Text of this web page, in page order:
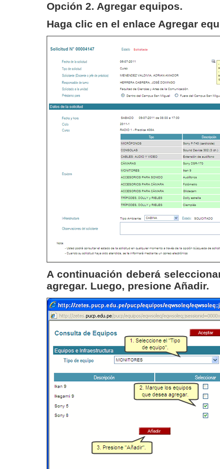
Opción 2. Agregar equipos.
Haga clic en el enlace Agregar
A continuación deberá
agregar. Luego, presione Añadir.